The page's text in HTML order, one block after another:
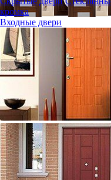
кромка
Входные двери